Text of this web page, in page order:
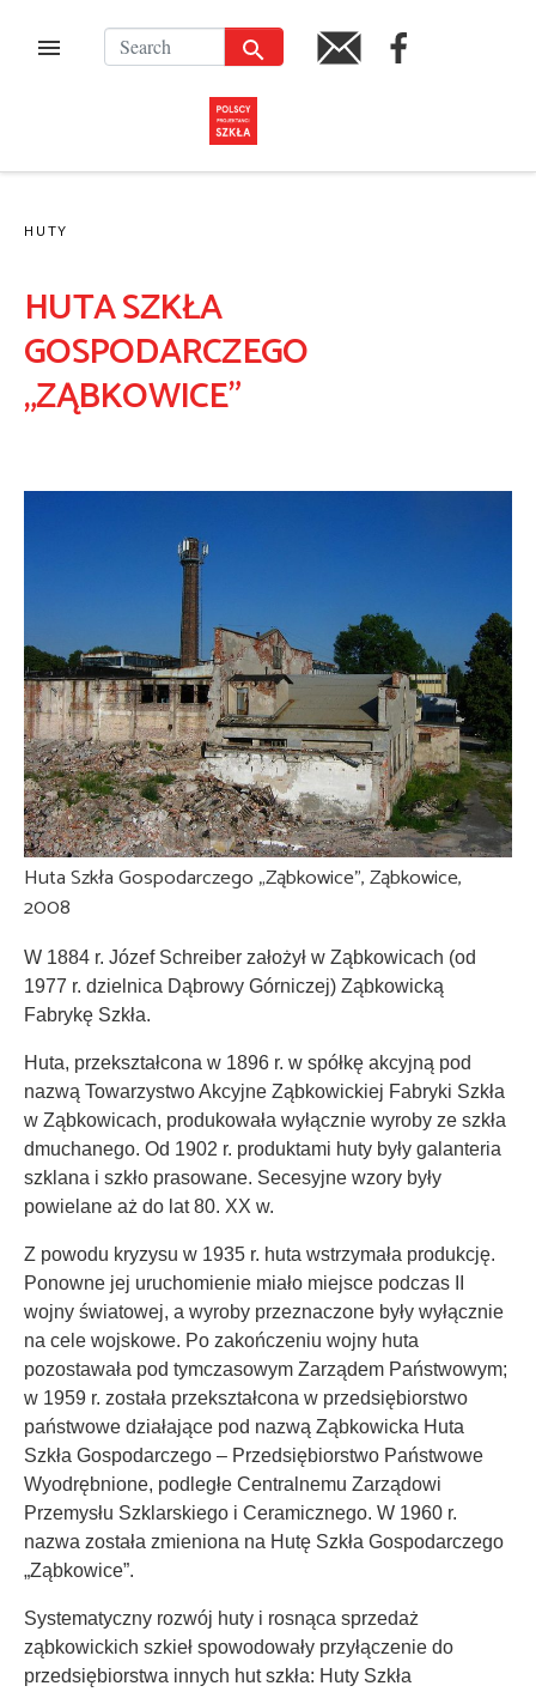
MENU FACEBOOK
SZUKAJ
HUTY
HUTA SZKŁA
GOSPODARCZEGO
„ZĄBKOWICE”
Huta Szkła Gospodarczego „Ząbkowice”, Ząbkowice,
2008
W 1884 r. Józef Schreiber założył w Ząbkowicach (od
1977 r. dzielnica Dąbrowy Górniczej) Ząbkowicką
Fabrykę Szkła.
Huta, przekształcona w 1896 r. w spółkę akcyjną pod
nazwą Towarzystwo Akcyjne Ząbkowickiej Fabryki Szkła
w Ząbkowicach, produkowała wyłącznie wyroby ze szkła
dmuchanego. Od 1902 r. produktami huty były galanteria
szklana i szkło prasowane. Secesyjne wzory były
powielane aż do lat 80. XX w.
Z powodu kryzysu w 1935 r. huta wstrzymała produkcję.
Ponowne jej uruchomienie miało miejsce podczas II
wojny światowej, a wyroby przeznaczone były wyłącznie
na cele wojskowe. Po zakończeniu wojny huta
pozostawała pod tymczasowym Zarządem Państwowym;
w 1959 r. została przekształcona w przedsiębiorstwo
państwowe działające pod nazwą Ząbkowicka Huta
Szkła Gospodarczego ‒ Przedsiębiorstwo Państwowe
Wyodrębnione, podległe Centralnemu Zarządowi
Przemysłu Szklarskiego i Ceramicznego. W 1960 r.
nazwa została zmieniona na Hutę Szkła Gospodarczego
„Ząbkowice”.
Systematyczny rozwój huty i rosnąca sprzedaż
ząbkowickich szkieł spowodowały przyłączenie do
przedsiębiorstwa innych hut szkła: Huty Szkła